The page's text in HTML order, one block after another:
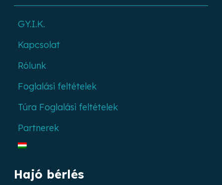
GY.I.K.
Kapcsolat
Rólunk
Foglalási feltételek
Túra Foglalási feltételek
Partnerek
Hajó bérlés